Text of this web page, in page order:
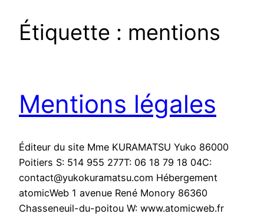
Étiquette : mentions
Mentions légales
Éditeur du site Mme KURAMATSU Yuko 86000
Poitiers S: 514 955 277T: 06 18 79 18 04C:
contact@yukokuramatsu.com Hébergement
atomicWeb 1 avenue René Monory 86360
Chasseneuil-du-poitou W: www.atomicweb.fr